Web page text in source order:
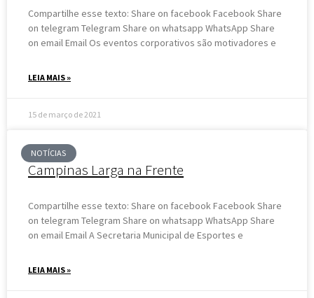
Compartilhe esse texto: Share on facebook Facebook Share
on telegram Telegram Share on whatsapp WhatsApp Share
on email Email Os eventos corporativos são motivadores e
LEIA MAIS »
15 de março de 2021
NOTÍCIAS
Campinas Larga na Frente
Compartilhe esse texto: Share on facebook Facebook Share
on telegram Telegram Share on whatsapp WhatsApp Share
on email Email A Secretaria Municipal de Esportes e
LEIA MAIS »